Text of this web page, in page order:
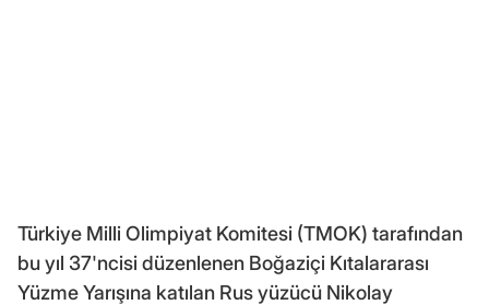
Türkiye Milli Olimpiyat Komitesi (TMOK) tarafından
bu yıl 37'ncisi düzenlenen Boğaziçi Kıtalararası
Yüzme Yarışına katılan Rus yüzücü Nikolay